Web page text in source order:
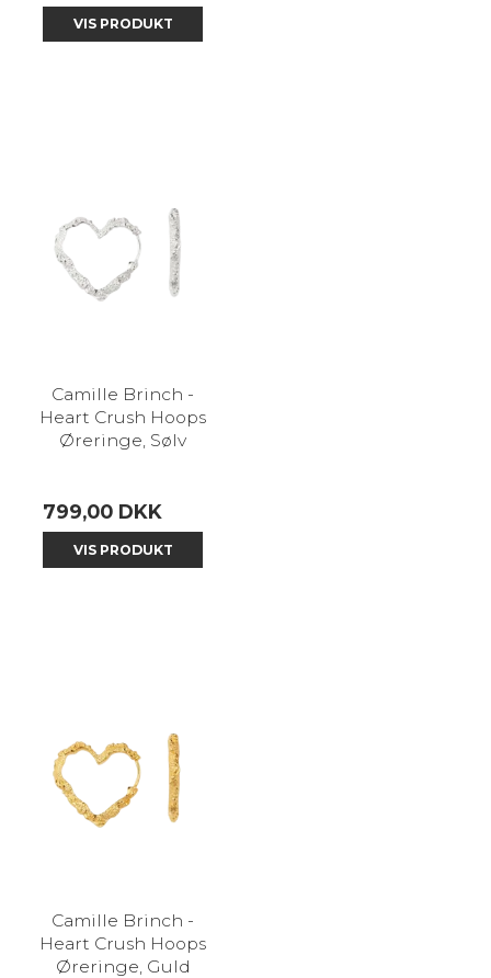
VIS PRODUKT
Camille Brinch -
Heart Crush Hoops
Øreringe, Sølv
799,00 DKK
VIS PRODUKT
Camille Brinch -
Heart Crush Hoops
Øreringe, Guld